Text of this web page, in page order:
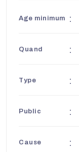
Age minimum
Quand
Type
Public
Cause